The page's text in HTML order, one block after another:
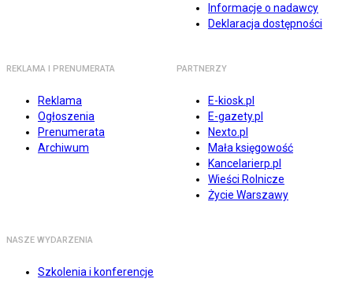
Informacje o nadawcy
Deklaracja dostępności
REKLAMA I PRENUMERATA
Reklama
Ogłoszenia
Prenumerata
Archiwum
PARTNERZY
E-kiosk.pl
E-gazety.pl
Nexto.pl
Mała księgowość
Kancelarierp.pl
Wieści Rolnicze
Życie Warszawy
NASZE WYDARZENIA
Szkolenia i konferencje